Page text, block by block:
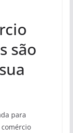
são
para